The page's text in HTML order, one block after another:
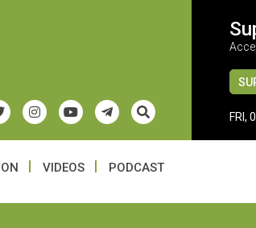
FRI,
VIDEOS PODCAST